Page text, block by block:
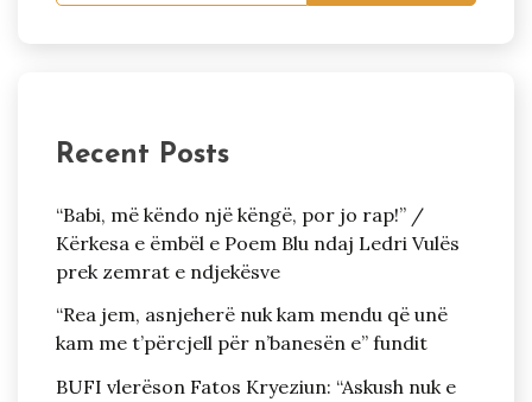
Recent Posts
“Babi, më këndo një këngë, por jo rap!” /
Kërkesa e ëmbël e Poem Blu ndaj Ledri Vulës
prek zemrat e ndjekësve
“Rea jem, asnjeherë nuk kam mendu që unë
kam me t’përcjell për n’banesën e” fundit
BUFI vlerëson Fatos Kryeziun: “Askush nuk e